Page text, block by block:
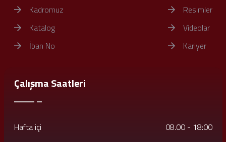
Kadromuz
Katalog
İban No
Resimler
Videolar
Kariyer
Çalışma Saatleri
Hafta içi
08.00 - 18:00